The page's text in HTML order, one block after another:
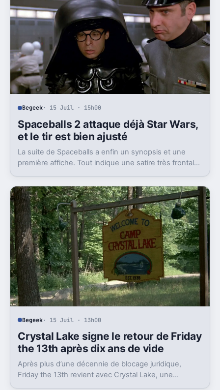
Begeek· 15 Juil · 15h00
Spaceballs 2 attaque déjà Star Wars,
et le tir est bien ajusté
La suite de Spaceballs a enfin un synopsis et une
première affiche. Tout indique une satire très frontale
Begeek· 15 Juil · 13h00
Crystal Lake signe le retour de Friday
the 13th après dix ans de vide
Après plus d’une décennie de blocage juridique,
Friday the 13th revient avec Crystal Lake, une